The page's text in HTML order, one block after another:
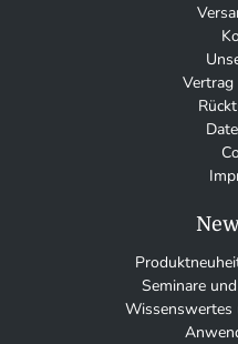
Seminare
Wissenswertes